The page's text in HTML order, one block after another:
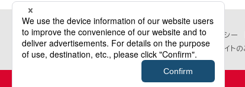
会社情報 プライバシーポリシー セキュリティポリシー
個人情報の取扱いに関するお問い合わせ
当ウェブサイト